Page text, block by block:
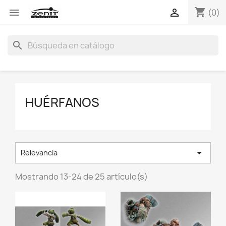
 shopping_cart (0)

search
HUÉRFANOS
Relevancia 
Mostrando 13-24 de 25 artículo(s)